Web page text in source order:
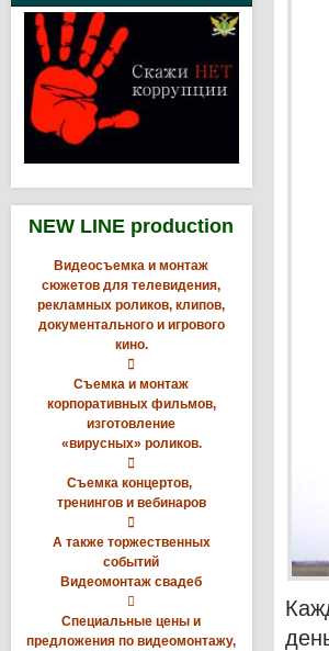
NEW LINE production
Видеосъемка и монтаж
сюжетов для телевидения,
рекламных роликов, клипов,
документального и игрового
кино.

Съемка и монтаж
корпоративных фильмов,
изготовление
«вирусных» роликов.

Съемка концертов,
тренингов и вебинаров

А также торжественных
событий
Видеомонтаж свадеб

Специальные цены и
предложения по видеомонтажу,